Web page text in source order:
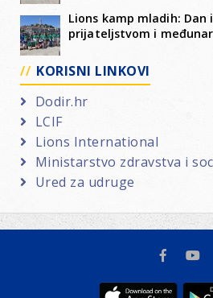
Lions kamp mladih: Dan
prijateljstvom i
KORISNI LINKOVI
Dodir.hr
LCIF
Lions International
Ministarstvo zdravstva i
Ured za udruge